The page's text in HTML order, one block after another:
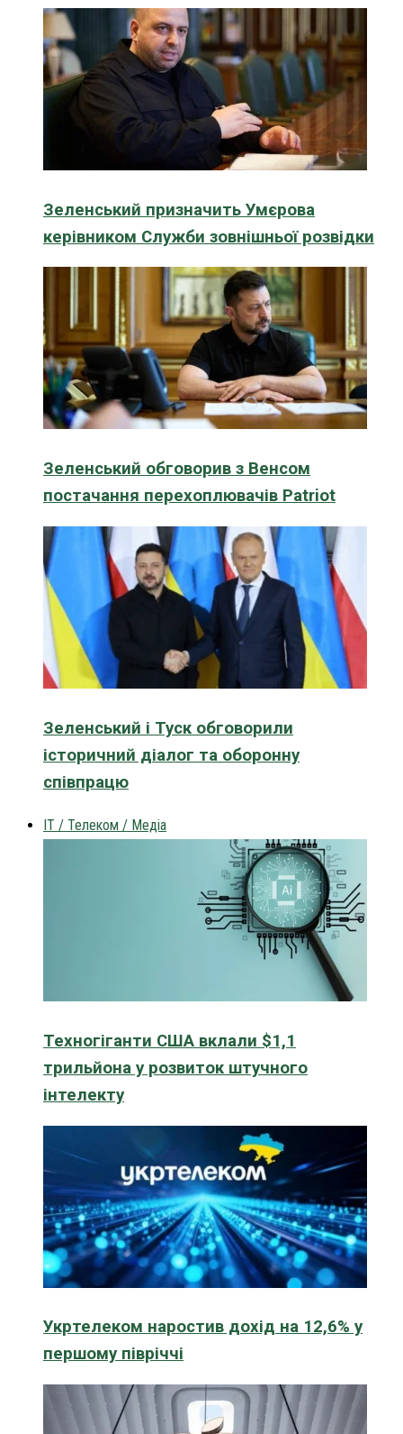
Зеленський призначить Умєрова
керівником Служби зовнішньої розвідки
Зеленський обговорив з Венсом
постачання перехоплювачів Patriot
Зеленський і Туск обговорили
історичний діалог та оборонну
співпрацю
IT / Телеком / Медіа
Техногіганти США вклали $1,1
трильйона у розвиток штучного
інтелекту
Укртелеком наростив дохід на 12,6% у
першому півріччі